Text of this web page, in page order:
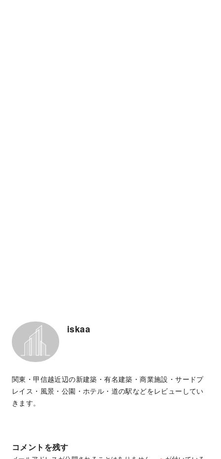
iskaa
関東・甲信越近辺の新建築・有名建築・商業施設・サードプ
レイス・風景・公園・ホテル・道の駅などをレビューしてい
きます。
コメントを残す